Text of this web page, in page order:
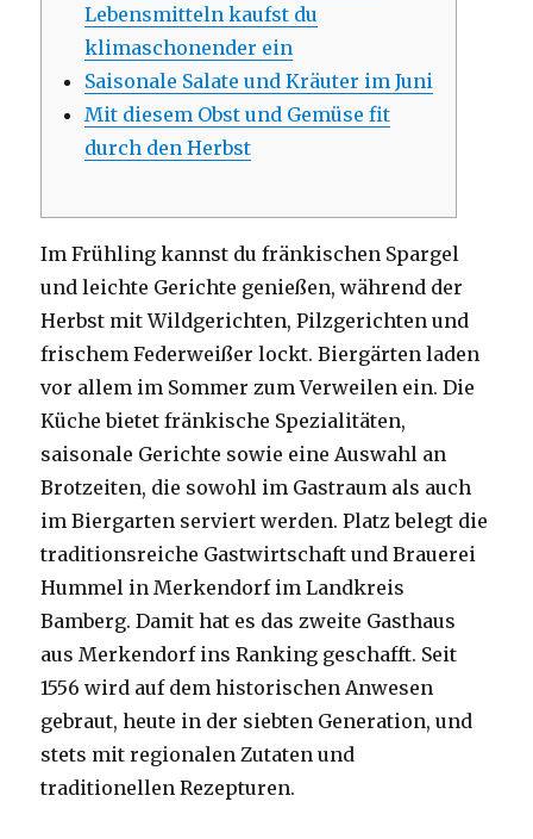
Lebensmitteln kaufst du
klimaschonender ein
Saisonale Salate und Kräuter im Juni
Mit diesem Obst und Gemüse fit
durch den Herbst
Im Frühling kannst du fränkischen Spargel
und leichte Gerichte genießen, während der
Herbst mit Wildgerichten, Pilzgerichten und
frischem Federweißer lockt. Biergärten laden
vor allem im Sommer zum Verweilen ein. Die
Küche bietet fränkische Spezialitäten,
saisonale Gerichte sowie eine Auswahl an
Brotzeiten, die sowohl im Gastraum als auch
im Biergarten serviert werden. Platz belegt die
traditionsreiche Gastwirtschaft und Brauerei
Hummel in Merkendorf im Landkreis
Bamberg. Damit hat es das zweite Gasthaus
aus Merkendorf ins Ranking geschafft. Seit
1556 wird auf dem historischen Anwesen
gebraut, heute in der siebten Generation, und
stets mit regionalen Zutaten und
traditionellen Rezepturen.